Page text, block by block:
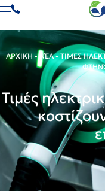
ΑΡΧΙΚΉ - ΝΈΑ - ΤΙΜΈΣ
Τιμές